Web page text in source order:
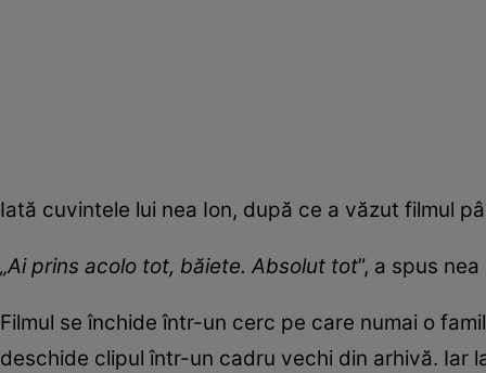
Iată cuvintele lui nea Ion, după ce a văzut filmul
„Ai prins acolo tot, băiete. Absolut tot”, a spus nea
Filmul se închide într-un cerc pe care numai o
deschide clipul într-un cadru vechi din arhivă. Iar